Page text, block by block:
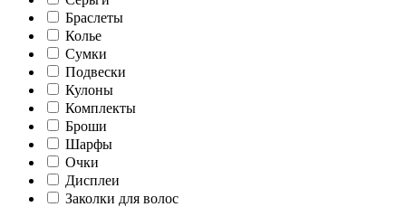
Браслеты
Колье
Сумки
Подвески
Кулоны
Комплекты
Броши
Шарфы
Очки
Дисплеи
Заколки для волос